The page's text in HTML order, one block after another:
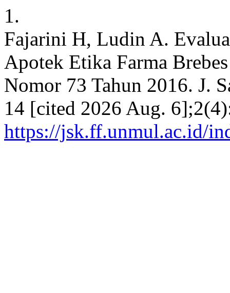
1.
Fajarini H, Ludin A.
Apotek Etika Farma
Nomor 73 Tahun 2016. J.
14 [cited 2026 Aug.
https://jsk.ff.unmul.ac.id/